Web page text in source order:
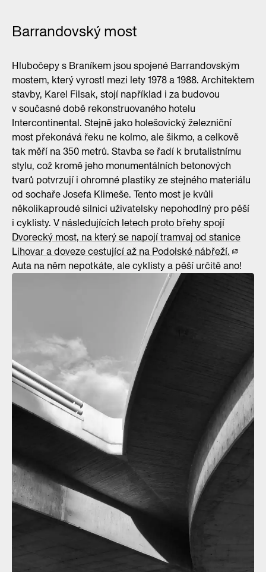
Barrandovský most
Hlubočepy s Braníkem jsou spojené Barrandovským
mostem, který vyrostl mezi lety 1978 a 1988. Architektem
stavby, Karel Filsak, stojí například i za budovou
v současné době rekonstruovaného hotelu
Intercontinental. Stejně jako holešovický železniční
most překonává řeku ne kolmo, ale šikmo, a celkově
tak měří na 350 metrů. Stavba se řadí k brutalistnímu
stylu, což kromě jeho monumentálních betonových
tvarů potvrzují i ohromné plastiky ze stejného materiálu
od sochaře Josefa Klimeše. Tento most je kvůli
několikaproudé silnici uživatelsky nepohodlný pro pěší
i cyklisty. V následujících letech proto břehy spojí
Dvorecký most, na který se napojí tramvaj od stanice
Lihovar a doveze cestující až na Podolské nábřeží.
Auta na něm nepotkáte, ale cyklisty a pěší určitě ano!